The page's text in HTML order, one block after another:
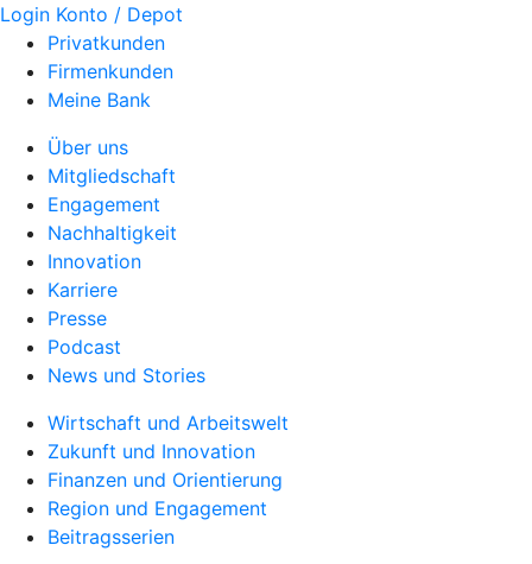
Login Konto / Depot
Privatkunden
Firmenkunden
Meine Bank
Über uns
Mitgliedschaft
Engagement
Nachhaltigkeit
Innovation
Karriere
Presse
Podcast
News und Stories
Wirtschaft und Arbeitswelt
Zukunft und Innovation
Finanzen und Orientierung
Region und Engagement
Beitragsserien